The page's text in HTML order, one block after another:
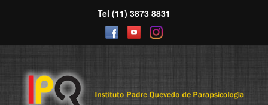
Tel (11) 3873 8831